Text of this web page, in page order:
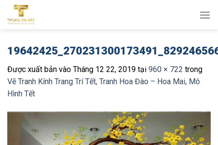
qua
Được xuất bản vào Tháng 12 22, 2019 tại 960 × 722 trong
Vẽ Tranh Kính Trang Trí Tết, Tranh Hoa Đào – Hoa Mai, Mô
Hình Tết